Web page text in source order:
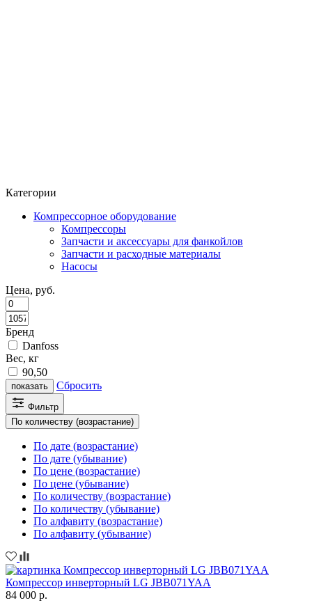
Категории
Компрессорное оборудование
Компрессоры
Запчасти и аксессуары для фанкойлов
Запчасти и расходные материалы
Насосы
Цена, руб.
Бренд
Danfoss
Вес, кг
90,50
показать Сбросить
Фильтр
По количеству (возрастание)
По дате (возрастание)
По дате (убывание)
По цене (возрастание)
По цене (убывание)
По количеству (возрастание)
По количеству (убывание)
По алфавиту (возрастание)
По алфавиту (убывание)
Компрессор инверторный LG JBB071YAA
84 000 р.